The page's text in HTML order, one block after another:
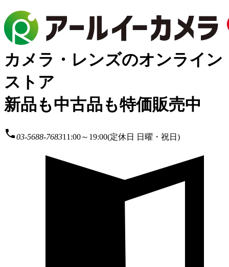
カメラ・レンズのオンライン
ストア
新品も中古品も特価販売中
local_phone03-5688-768311:00～19:00(定休日 日曜・祝日)